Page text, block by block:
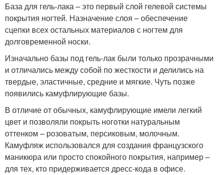
База для гель-лака – это первый слой гелевой системы
покрытия ногтей. Назначение слоя – обеспечение
сцепки всех остальных материалов с ногтем для
долговременной носки.
Изначально базы под гель-лак были только прозрачными
и отличались между собой по жесткости и делились на
твердые, эластичные, средние и мягкие. Чуть позже
появились камуфлирующие базы.
В отличие от обычных, камуфлирующие имели легкий
цвет и позволяли покрыть ноготки натуральным
оттенком – розоватым, персиковым, молочным.
Камуфляж использовался для создания французского
маникюра или просто спокойного покрытия, например –
для тех, кто придерживается дресс-кода в офисе.